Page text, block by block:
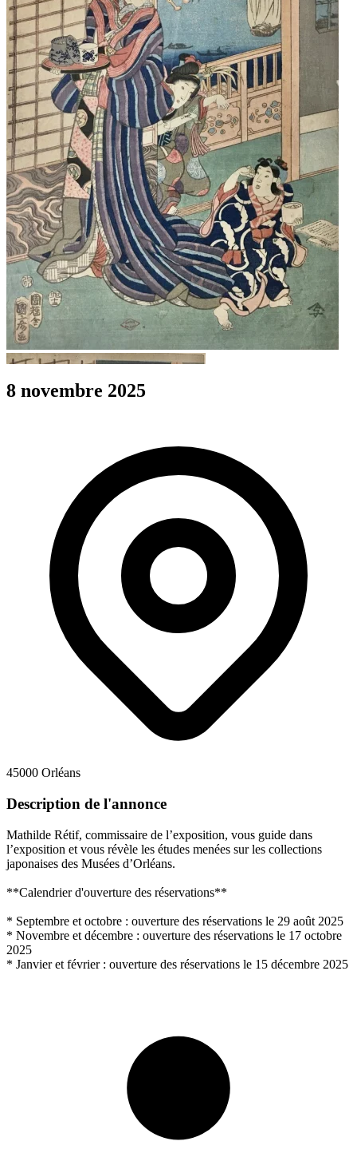
8 novembre 2025
45000 Orléans
Description de l'annonce
Mathilde Rétif, commissaire de l’exposition, vous guide dans
l’exposition et vous révèle les études menées sur les collections
japonaises des Musées d’Orléans.
**Calendrier d'ouverture des réservations**
* Septembre et octobre : ouverture des réservations le 29 août 2025
* Novembre et décembre : ouverture des réservations le 17 octobre
2025
* Janvier et février : ouverture des réservations le 15 décembre 2025